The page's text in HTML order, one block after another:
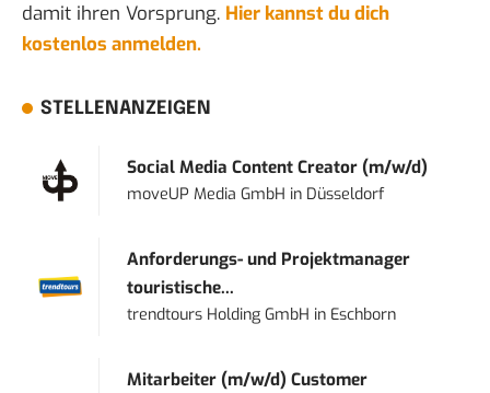
damit ihren Vorsprung. Hier kannst du dich
kostenlos anmelden.
STELLENANZEIGEN
Social Media Content Creator (m/w/d)
moveUP Media GmbH in Düsseldorf
Anforderungs- und Projektmanager
touristische...
trendtours Holding GmbH in Eschborn
Mitarbeiter (m/w/d) Customer